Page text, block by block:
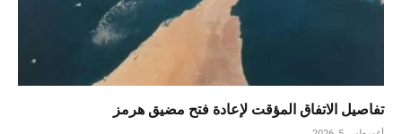
تفاصيل الاتفاق المؤقت لإعادة فتح مضيق هرمز